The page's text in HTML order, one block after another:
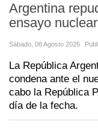
Argentina
ensayo
Sábado, 08 Agosto 2026
La República
condena ante el
cabo la República
día de la fecha.